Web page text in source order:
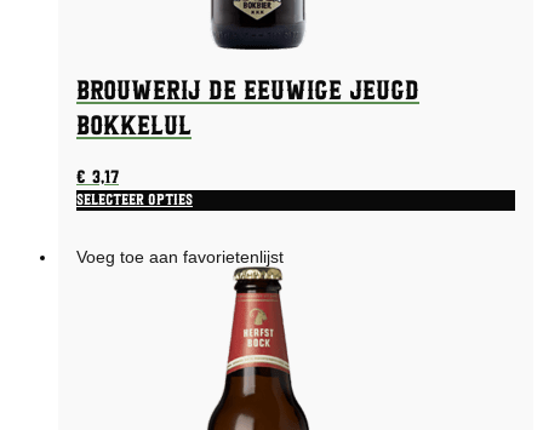
Brouwerij De Eeuwige Jeugd
Bokkelul
€ 3,17
Selecteer opties
Voeg toe aan favorietenlijst